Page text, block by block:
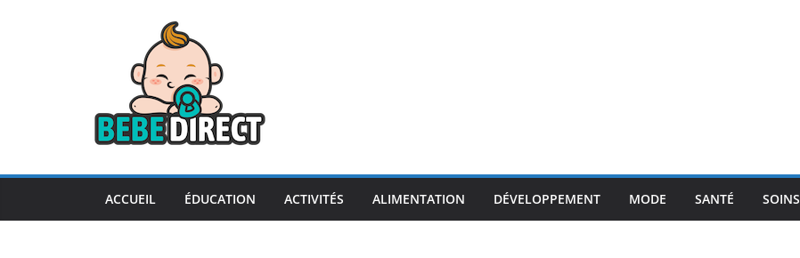
ACCUEIL ÉDUCATION ACTIVITÉS ALIMENTATION DÉVELOPPEMENT MODE SANTÉ SOINS